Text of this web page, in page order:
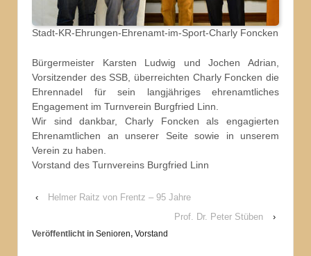
Stadt-KR-Ehrungen-Ehrenamt-im-Sport-Charly Foncken
Bürgermeister Karsten Ludwig und Jochen Adrian,
Vorsitzender des SSB, überreichten Charly Foncken die
Ehrennadel für sein langjähriges ehrenamtliches
Engagement im Turnverein Burgfried Linn.
Wir sind dankbar, Charly Foncken als engagierten
Ehrenamtlichen an unserer Seite sowie in unserem
Verein zu haben.
Vorstand des Turnvereins Burgfried Linn
‹
Helmer Raitz von Frentz – 95 Jahre
Prof. Dr. Peter Stüben
›
Veröffentlicht in Senioren, Vorstand